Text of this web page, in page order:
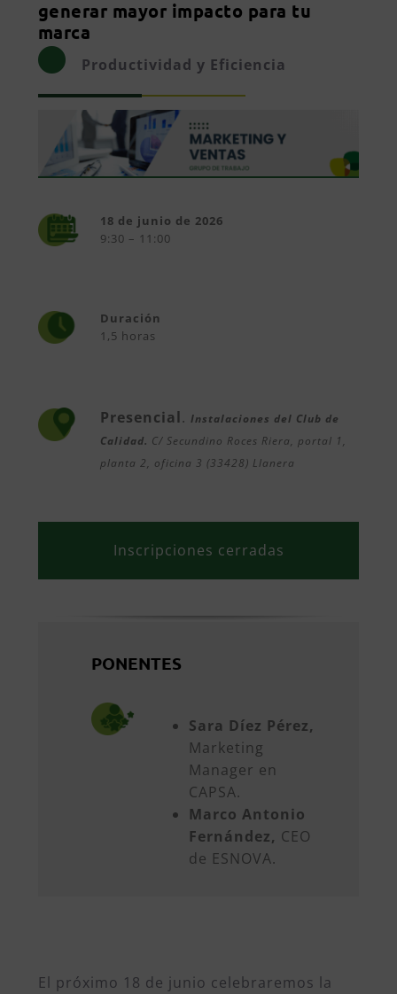
generar mayor impacto para tu
marca
Productividad y Eficiencia
18 de junio de 2026
9:30 – 11:00
Duración
1,5 horas
Presencial. Instalaciones del Club de
Calidad. C/ Secundino Roces Riera, portal 1,
planta 2, oficina 3 (33428) Llanera
Inscripciones cerradas
PONENTES
Sara Díez Pérez,
Marketing
Manager en
CAPSA.
Marco Antonio
Fernández, CEO
de ESNOVA.
El próximo 18 de junio celebraremos la